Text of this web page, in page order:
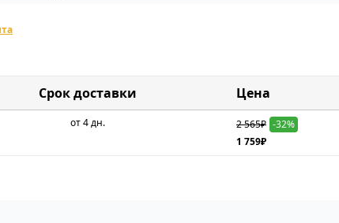
Срок доставки Цена
от 4 дн. 2 565₽ -32%
1 759₽